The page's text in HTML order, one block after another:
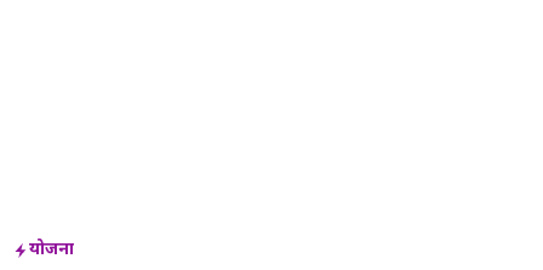
योजना